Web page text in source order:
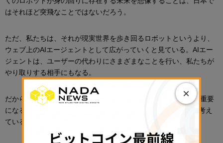
はそれほど突飛なことではないだろう。
ただ、私たちは、それが現実世界を歩き回るロボットというより、
ウェブ上のAIエージェントとして広がっていくと見ている。AIエー
ジェントは、ユーザーの代わりにさまざまなことを行い、私たちが
やり取りする相手にもなる。
だからこそ、信頼できるエージェントとやり取りできることが重要
になる。Moca IDは、その課題を解決するための手段になると考え
ている。
×